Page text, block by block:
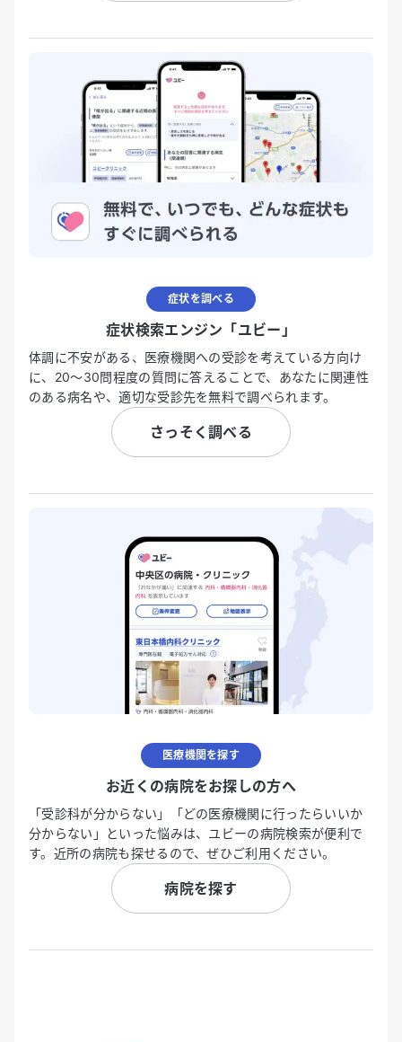
症状を調べる
症状検索エンジン「ユビー」
体調に不安がある、医療機関への受診を考えている方向け
に、20〜30問程度の質問に答えることで、あなたに関連性
のある病名や、適切な受診先を無料で調べられます。
さっそく調べる
医療機関を探す
お近くの病院をお探しの方へ
「受診科が分からない」「どの医療機関に行ったらいいか
分からない」といった悩みは、ユビーの病院検索が便利で
す。近所の病院も探せるので、ぜひご利用ください。
病院を探す